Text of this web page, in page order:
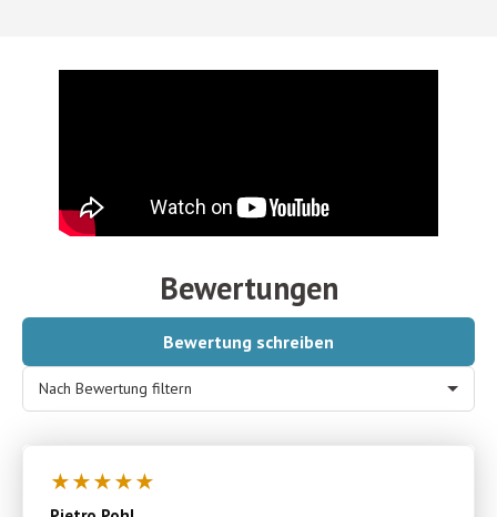
Bewertungen
Bewertung schreiben
Nach Bewertung filtern
★★★★★